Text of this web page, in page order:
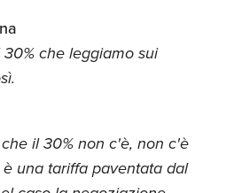
che leggiamo sui
il 30% non c'è, non c'è
una tariffa paventata dal